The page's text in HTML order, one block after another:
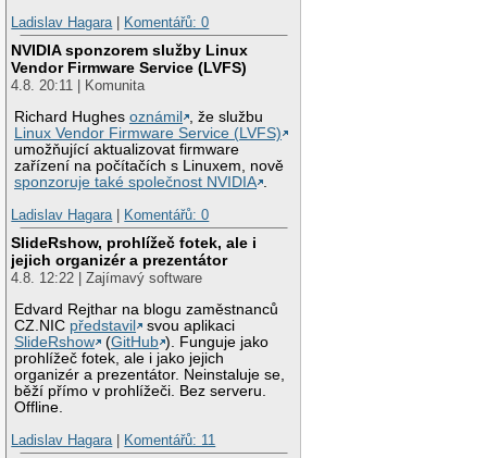
Ladislav Hagara
Komentářů: 0
NVIDIA sponzorem služby Linux
Vendor Firmware Service (LVFS)
4.8. 20:11 | Komunita
Richard Hughesoznámil
, že službu
Linux Vendor Firmware Service (LVFS)
umožňující aktualizovat firmware
zařízení na počítačích s Linuxem, nově
sponzoruje také společnost NVIDIA .
Ladislav Hagara | Komentářů: 0
SlideRshow, prohlížeč fotek, ale i
jejich organizér a prezentátor
4.8. 12:22 | Zajímavý software
Edvard Rejthar na blogu zaměstnanců
CZ.NIC představil
svou aplikaci
SlideRshow
(GitHub ). Funguje jako
prohlížeč fotek, ale i jako jejich
organizér a prezentátor. Neinstaluje se,
běží přímo v prohlížeči. Bez serveru.
Offline.
Ladislav Hagara | Komentářů: 11